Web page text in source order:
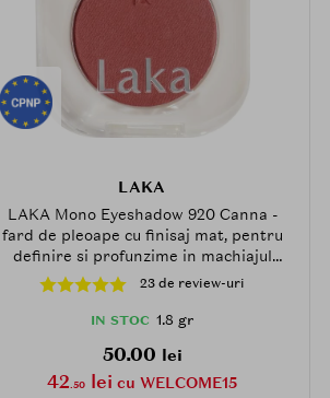
LAKA
LAKA Mono Eyeshadow 920 Canna -
fard de pleoape cu finisaj mat, pentru
definire si profunzime in machiajul
ochilor - 1.8 g
23 de review-uri
IN STOC 1.8 gr
50.00 lei
42.50 lei cu WELCOME15